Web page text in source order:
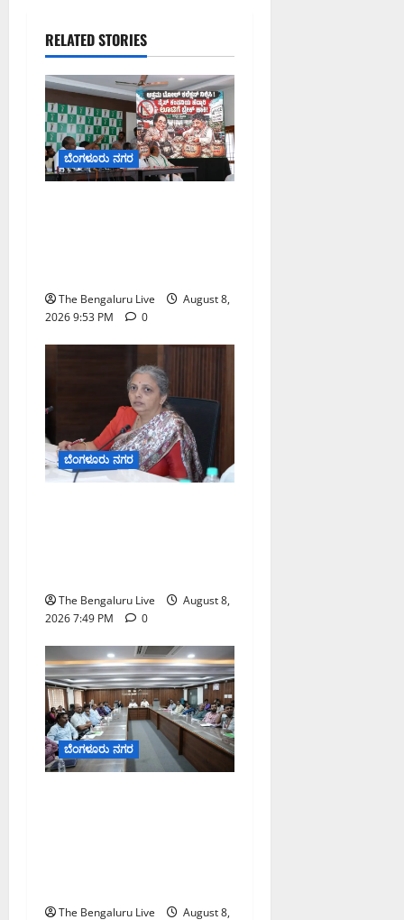
RELATED STORIES
ಬೆಂಗಳೂರು ನಗರ
The Bengaluru Live
August 8,
2026 9:53 PM
0
ಬೆಂಗಳೂರು ನಗರ
The Bengaluru Live
August 8,
2026 7:49 PM
0
ಬೆಂಗಳೂರು ನಗರ
The Bengaluru Live August 8,